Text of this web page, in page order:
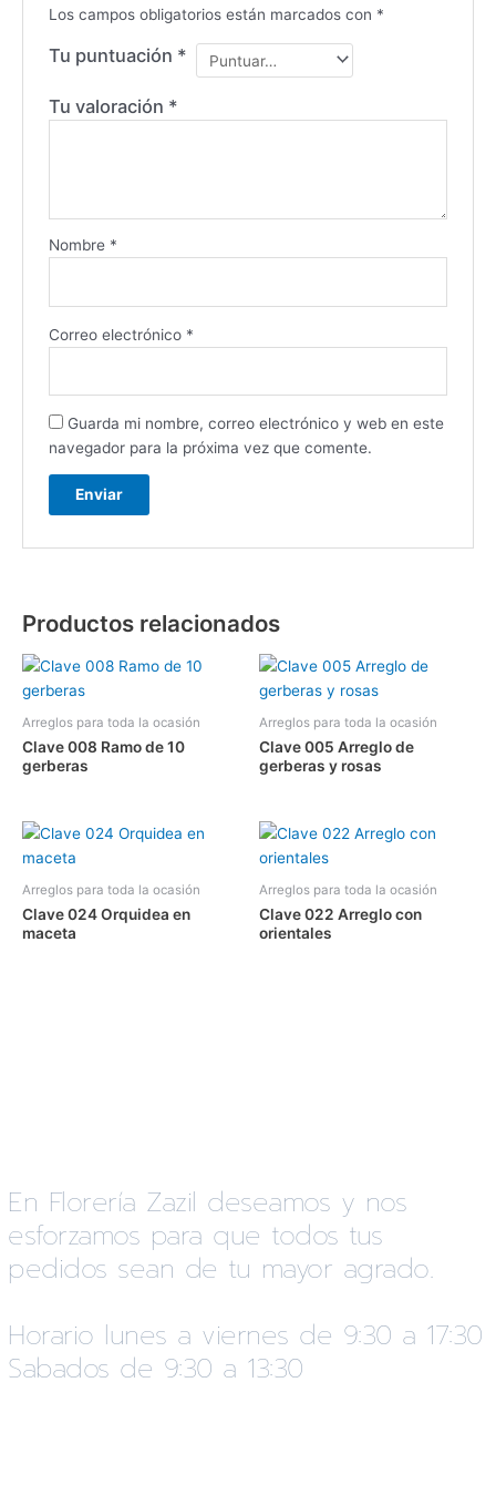
Los campos obligatorios están marcados con *
Tu puntuación *
Tu valoración *
Nombre *
Correo electrónico *
Guarda mi nombre, correo electrónico y web en este
navegador para la próxima vez que comente.
Productos relacionados
Arreglos para toda la ocasión
Clave 008 Ramo de 10
gerberas
Arreglos para toda la ocasión
Clave 005 Arreglo de
gerberas y rosas
Arreglos para toda la ocasión
Clave 024 Orquidea en
maceta
Arreglos para toda la ocasión
Clave 022 Arreglo con
orientales
En Florería Zazil deseamos y nos
esforzamos para que todos tus
pedidos sean de tu mayor agrado.
Horario lunes a viernes de 9:30 a 17:30
Sabados de 9:30 a 13:30